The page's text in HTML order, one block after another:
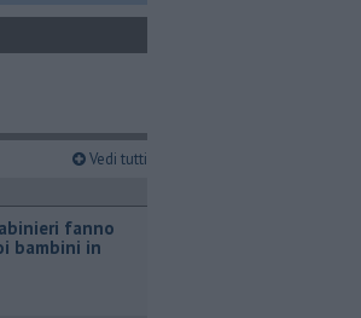
Vedi tutti
fanno
bambini in